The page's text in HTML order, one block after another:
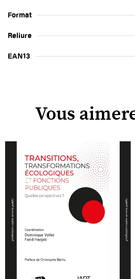
Format
Reliure
EAN13
Vous